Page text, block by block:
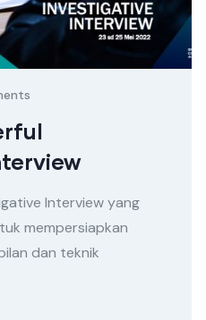
Interview yang
mempersiapkan
dan teknik